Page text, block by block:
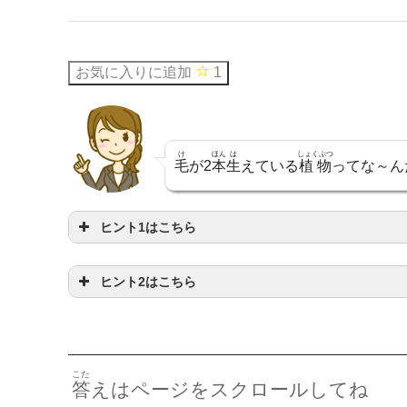
お気に入りに追加 1
毛
け
が2本
ほん
生
は
えている植物
しょくぶつ
ってな～
ヒント1はこちら
硬
かた
い植物だよ
ヒント2はこちら
カタカナににてみよう
答
こた
えはページをスクロールしてね